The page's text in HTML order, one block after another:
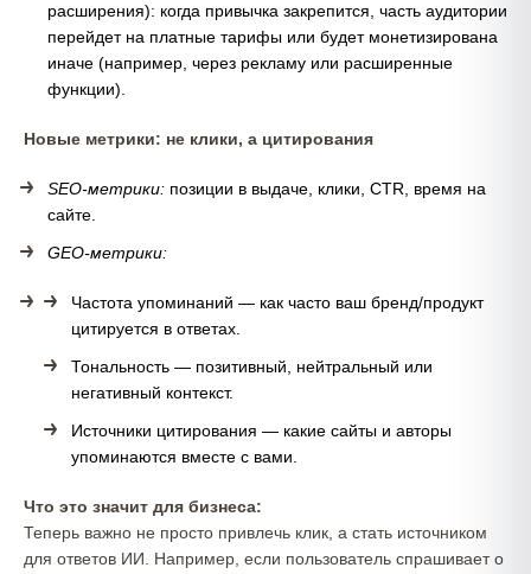
расширения): когда привычка закрепится, часть аудитории
перейдет на платные тарифы или будет монетизирована
иначе (например, через рекламу или расширенные
функции).
Новые метрики: не клики, а цитирования
SEO-метрики: позиции в выдаче, клики, CTR, время на
сайте.
GEO-метрики:
Частота упоминаний — как часто ваш бренд/продукт
цитируется в ответах.
Тональность — позитивный, нейтральный или
негативный контекст.
Источники цитирования — какие сайты и авторы
упоминаются вместе с вами.
Что это значит для бизнеса:
Теперь важно не просто привлечь клик, а стать источником
для ответов ИИ. Например, если пользователь спрашивает о